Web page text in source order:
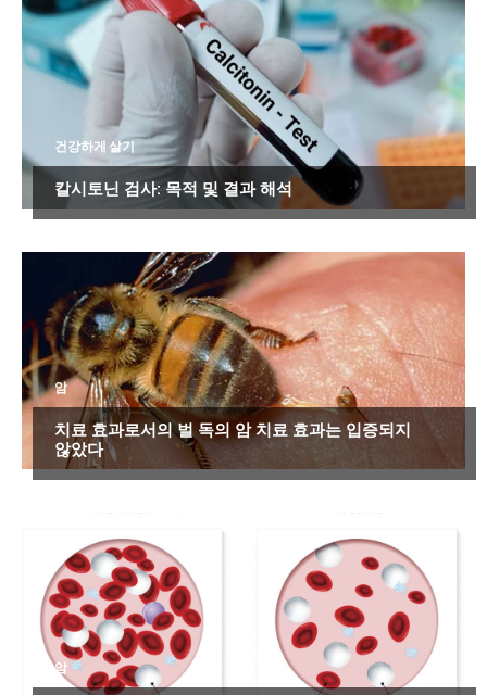
건강하게 살기
칼시토닌 검사: 목적 및 결과 해석
암
치료 효과로서의 벌 독의 암 치료 효과는 입증되지
않았다
암